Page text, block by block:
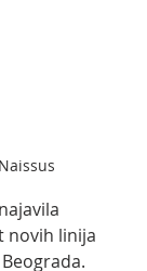
novih linija